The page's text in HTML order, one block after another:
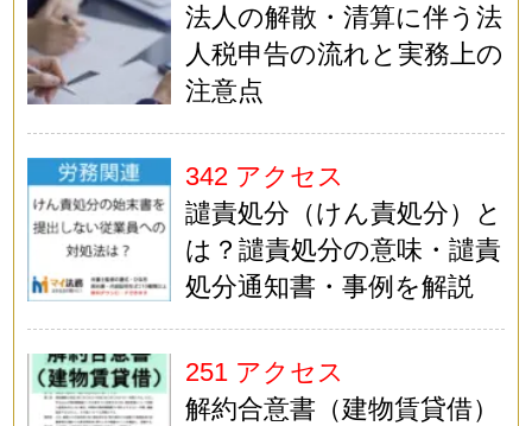
法人の解散・清算に伴う法
人税申告の流れと実務上の
注意点
342 アクセス
譴責処分（けん責処分）と
は？譴責処分の意味・譴責
処分通知書・事例を解説
251 アクセス
解約合意書（建物賃貸借）